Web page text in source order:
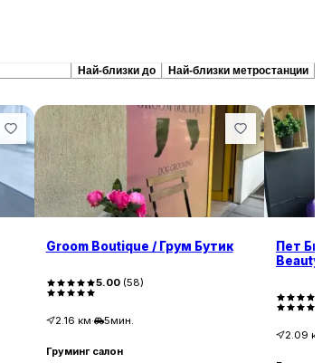
Най-близки до Най-близки метростанции
Groom Boutique / Грум Бутик
5.00(58)
2.16 км· 5мин.
Груминг салон
Пет
2.09